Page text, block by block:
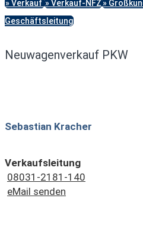
» Verkauf » Verkauf-NFZ»
Geschäftsleitung
Neuwagenverkauf PKW
Sebastian Kracher
Verkaufsleitung
08031-2181-140
eMail senden